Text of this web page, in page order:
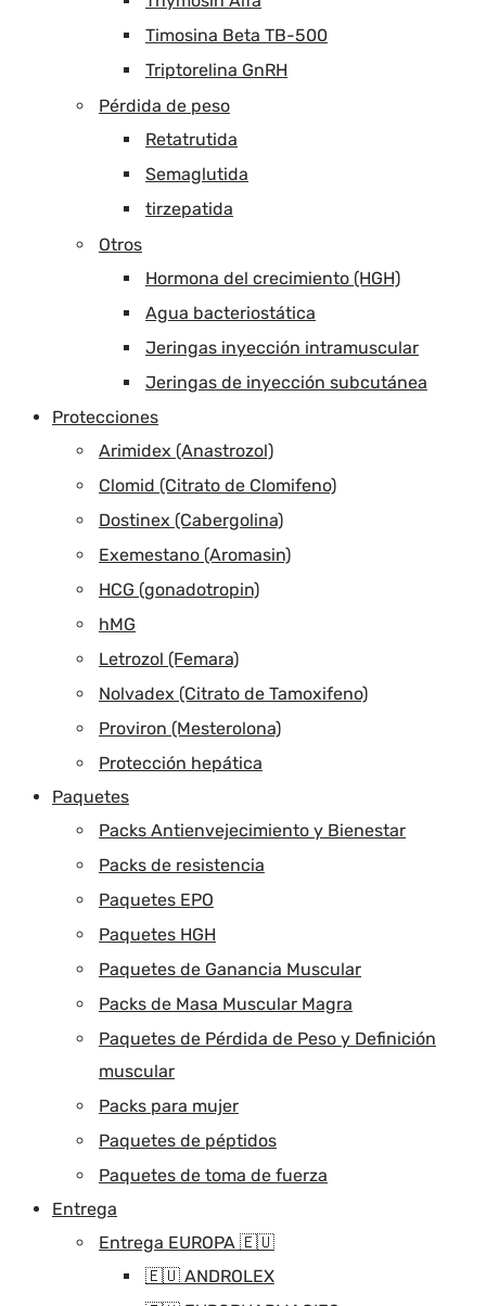
Timosina Beta TB-500
Triptorelina GnRH
Pérdida de peso
Retatrutida
Semaglutida
tirzepatida
Otros
Hormona del crecimiento (HGH)
Agua bacteriostática
Jeringas inyección intramuscular
Jeringas de inyección subcutánea
Protecciones
Arimidex (Anastrozol)
Clomid (Citrato de Clomifeno)
Dostinex (Cabergolina)
Exemestano (Aromasin)
HCG (gonadotropin)
hMG
Letrozol (Femara)
Nolvadex (Citrato de Tamoxifeno)
Proviron (Mesterolona)
Protección hepática
Paquetes
Packs Antienvejecimiento y Bienestar
Packs de resistencia
Paquetes EPO
Paquetes HGH
Paquetes de Ganancia Muscular
Packs de Masa Muscular Magra
Paquetes de Pérdida de Peso y Definición
muscular
Packs para mujer
Paquetes de péptidos
Paquetes de toma de fuerza
Entrega
Entrega EUROPA 🇪🇺
🇪🇺 ANDROLEX